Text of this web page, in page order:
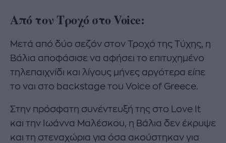
Από τον Τροχό στο Voice:
Μετά από δύο σεζόν στον Τροχό της Τύχης, η
Βάλια αποφάσισε να αφήσει το επιτυχημένο
τηλεπαιχνίδι και λίγους μήνες αργότερα είπε
το ναι στο backstage του Voice of Greece.
Στην πρόσφατη συνέντευξή της στο Love It
και την Ιωάννα Μαλέσκου, η Βάλια δεν έκρυψε
και τη στεναχώρια για όσα ακούστηκαν για